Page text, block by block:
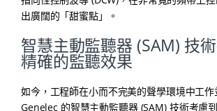
出廣闊的「甜蜜點」。
智慧主動監聽器 (SAM) 技
精確的監聽效果
如今，工程師在小而不完美的聲學環境中工作
Genelec 的智慧主動監聽器 (SAM) 技術考慮